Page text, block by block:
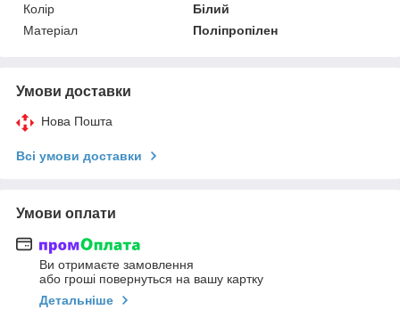
Колір
Білий
Матеріал
Поліпропілен
Умови доставки
Нова Пошта
Всі умови доставки
Умови оплати
Ви отримаєте замовлення
або гроші повернуться на вашу картку
Детальніше